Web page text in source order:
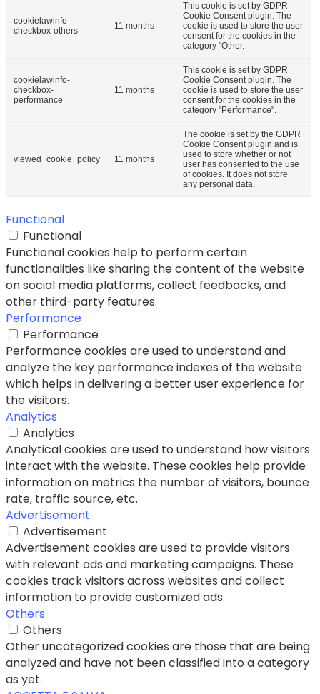
cookielawinfo-
checkbox-others
11 months
This cookie is set by GDPR
Cookie Consent plugin. The
cookie is used to store the user
consent for the cookies in the
category "Other.
cookielawinfo-
checkbox-
performance
11 months
This cookie is set by GDPR
Cookie Consent plugin. The
cookie is used to store the user
consent for the cookies in the
category "Performance".
viewed_cookie_policy 11 months
The cookie is set by the GDPR
Cookie Consent plugin and is
used to store whether or not
user has consented to the use
of cookies. It does not store
any personal data.
Functional
Functional
Functional cookies help to perform certain
functionalities like sharing the content of the website
on social media platforms, collect feedbacks, and
other third-party features.
Performance
Performance
Performance cookies are used to understand and
analyze the key performance indexes of the website
which helps in delivering a better user experience for
the visitors.
Analytics
Analytics
Analytical cookies are used to understand how visitors
interact with the website. These cookies help provide
information on metrics the number of visitors, bounce
rate, traffic source, etc.
Advertisement
Advertisement
Advertisement cookies are used to provide visitors
with relevant ads and marketing campaigns. These
cookies track visitors across websites and collect
information to provide customized ads.
Others
Others
Other uncategorized cookies are those that are being
analyzed and have not been classified into a category
as yet.